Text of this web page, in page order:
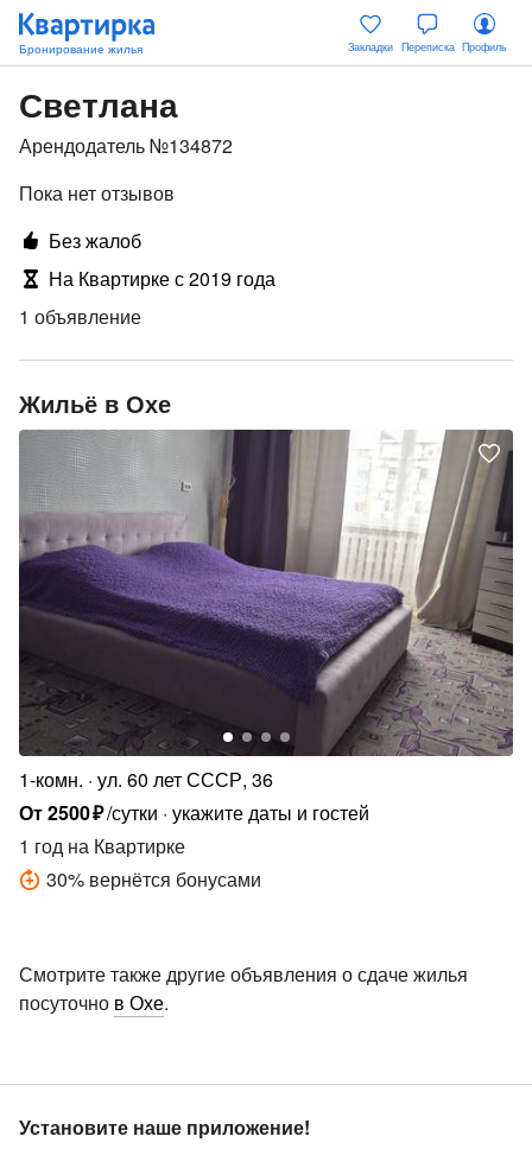
Закладки Переписка Профиль
Светлана
Арендодатель №134872
Пока нет отзывов
Без жалоб
На Квартирке с 2019 года
1 объявление
Жильё в Охе
1-комн. ул. 60 лет СССР, 36
От2500₽/сутки укажите даты и гостей
1 год на Квартирке
30% вернётся бонусами
Смотрите также другие объявления о сдаче жилья
посуточно в Охе.
Установите наше приложение!